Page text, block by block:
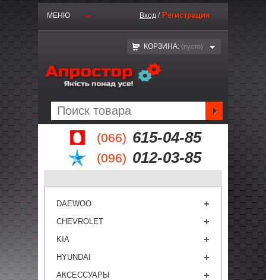
(066) 615-04-85
(096) 012-03-85
МЕНЮ Вход / Регистрация
КОРЗИНА: (пустo)
DAEWOO
CHEVROLET
KIA
HYUNDAI
АКСЕССУАРЫ